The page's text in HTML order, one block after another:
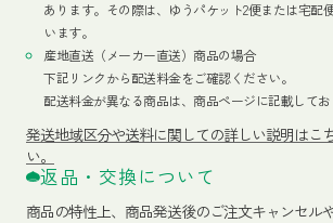
あります。その際は、ゆうパケット2便または宅配
います。
産地直送（メーカー直送）商品の場合
下記リンクから配送料金をご確認ください。
配送料金が異なる商品は、商品ページに記載してお
発送地域区分や送料に関しての詳しい説明はこ
い。
返品・交換について
商品の特性上、商品発送後のご注文キャンセル